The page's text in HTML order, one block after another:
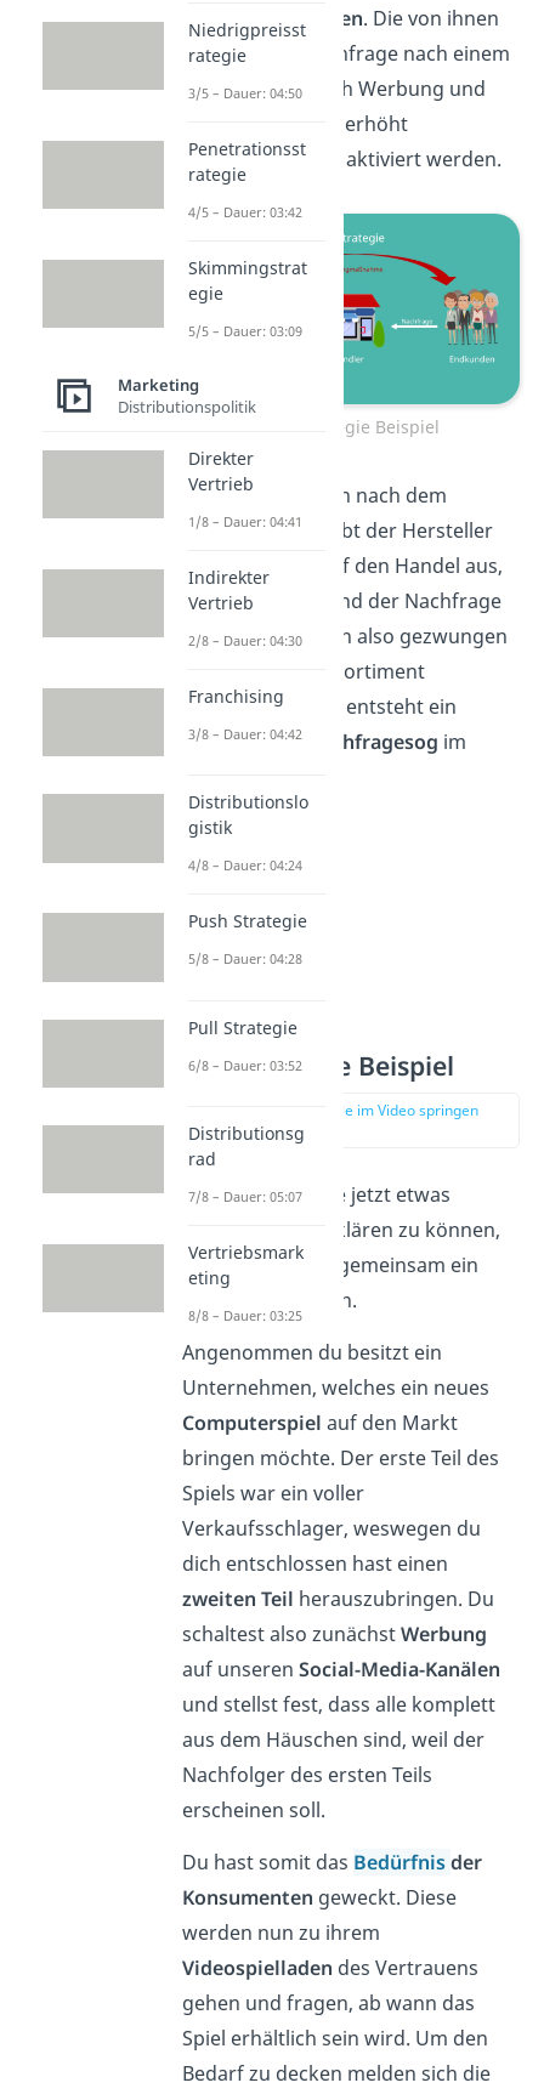
auf den
Endkunden. Die von ihnen
ausgehende Nachfrage nach einem
Produkt soll durch Werbung und
erhöht
beziehungsweise aktiviert werden.
Pull Strategie Beispiel
Indem die Kunden nach dem
Produkt fragen übt der Hersteller
indirekt Druck auf den Handel aus,
denn entsprechend der Nachfrage
ist der Handel nun also gezwungen
die Ware in sein Sortiment
aufzunehmen. Es entsteht ein
sogenannter
Nachfragesog im
Pull Strategie Beispiel
zur Stelle im Video springen
(01:15)
Um dir das Ganze jetzt etwas
anschaulicher erklären zu können,
schauen wir uns gemeinsam ein
an.
Angenommen du besitzt ein
Unternehmen, welches ein neues
Computerspiel auf den Markt
bringen möchte. Der erste Teil des
Spiels war ein voller
Verkaufsschlager, weswegen du
dich entschlossen hast einen
zweiten Teil herauszubringen. Du
schaltest also zunächstWerbung
auf unseren Social-Media-Kanälen
und stellst fest, dass alle komplett
aus dem Häuschen sind, weil der
Nachfolger des ersten Teils
erscheinen soll.
Du hast somit das Bedürfnisder
Konsumenten geweckt. Diese
werden nun zu ihrem
Videospielladen des Vertrauens
gehen und fragen, ab wann das
Spiel erhältlich sein wird. Um den
Bedarf zu decken melden sich die
Niedrigpreisst
rategie
3/5 – Dauer: 04:50
Penetrationsst
rategie
4/5 – Dauer: 03:42
Skimmingstrat
egie
5/5 – Dauer: 03:09
Marketing
Distributionspolitik
Direkter
Vertrieb
1/8 – Dauer: 04:41
Indirekter
Vertrieb
2/8 – Dauer: 04:30
Franchising
3/8 – Dauer: 04:42
Distributionslo
gistik
4/8 – Dauer: 04:24
Push Strategie
5/8 – Dauer: 04:28
Pull Strategie
6/8 – Dauer: 03:52
Distributionsg
rad
7/8 – Dauer: 05:07
Vertriebsmark
eting
8/8 – Dauer: 03:25